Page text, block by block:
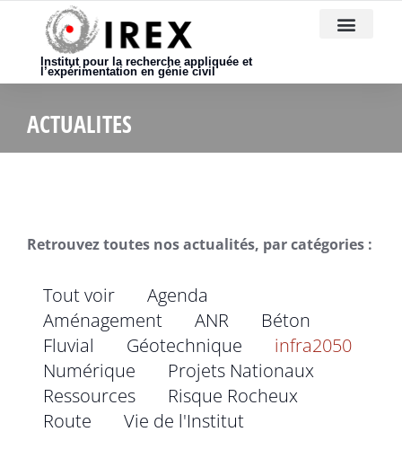
Institut pour la recherche appliquée et
l’expérimentation en génie civil
ACTUALITES
Retrouvez toutes nos actualités, par catégories :
Tout voir
Agenda
Aménagement
ANR
Béton
Fluvial
Géotechnique
infra2050
Numérique
Projets Nationaux
Ressources
Risque Rocheux
Route
Vie de l'Institut